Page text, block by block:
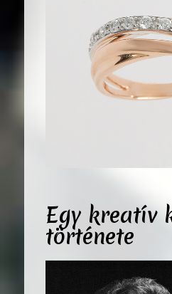
Egy kreatív
története